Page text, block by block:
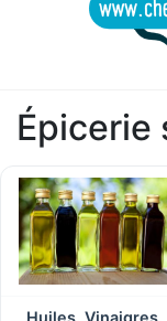
Épicerie
Huiles, Vinaigres,